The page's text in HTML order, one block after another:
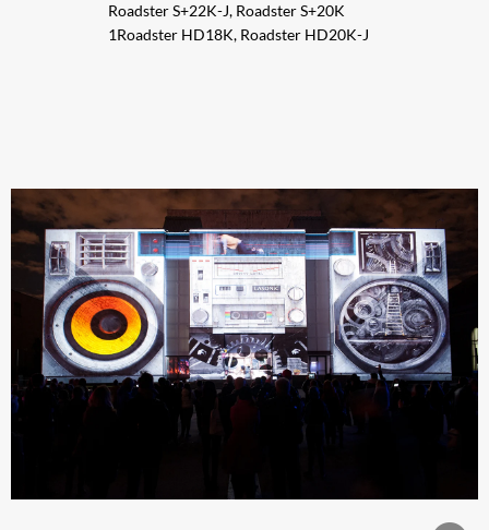
Roadster S+22K-J, Roadster S+20K
1Roadster HD18K, Roadster HD20K-J